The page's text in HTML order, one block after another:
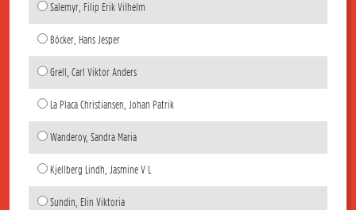
Salemyr, Filip Erik Vilhelm
Böcker, Hans Jesper
Grell, Carl Viktor Anders
La Placa Christiansen, Johan Patrik
Wanderoy, Sandra Maria
Kjellberg Lindh, Jasmine V L
Sundin, Elin Viktoria